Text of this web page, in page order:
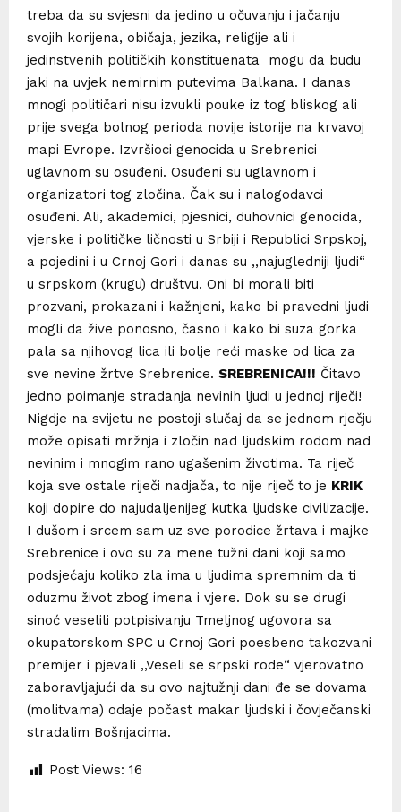
treba da su svjesni da jedino u očuvanju i jačanju
svojih korijena, običaja, jezika, religije ali i
jedinstvenih političkih konstituenata mogu da budu
jaki na uvjek nemirnim putevima Balkana. I danas
mnogi političari nisu izvukli pouke iz tog bliskog ali
prije svega bolnog perioda novije istorije na krvavoj
mapi Evrope. Izvršioci genocida u Srebrenici
uglavnom su osuđeni. Osuđeni su uglavnom i
organizatori tog zločina. Čak su i nalogodavci
osuđeni. Ali, akademici, pjesnici, duhovnici genocida,
vjerske i političke ličnosti u Srbiji i Republici Srpskoj,
a pojedini i u Crnoj Gori i danas su ,,najugledniji ljudi“
u srpskom (krugu) društvu. Oni bi morali biti
prozvani, prokazani i kažnjeni, kako bi pravedni ljudi
mogli da žive ponosno, časno i kako bi suza gorka
pala sa njihovog lica ili bolje reći maske od lica za
sve nevine žrtve Srebrenice. SREBRENICA!!! Čitavo
jedno poimanje stradanja nevinih ljudi u jednoj riječi!
Nigdje na svijetu ne postoji slučaj da se jednom rječju
može opisati mržnja i zločin nad ljudskim rodom nad
nevinim i mnogim rano ugašenim životima. Ta riječ
koja sve ostale riječi nadjača, to nije riječ to je KRIK
koji dopire do najudaljenijeg kutka ljudske civilizacije.
I dušom i srcem sam uz sve porodice žrtava i majke
Srebrenice i ovo su za mene tužni dani koji samo
podsjećaju koliko zla ima u ljudima spremnim da ti
oduzmu život zbog imena i vjere. Dok su se drugi
sinoć veselili potpisivanju Tmeljnog ugovora sa
okupatorskom SPC u Crnoj Gori poesbeno takozvani
premijer i pjevali ,,Veseli se srpski rode“ vjerovatno
zaboravljajući da su ovo najtužnji dani đe se dovama
(molitvama) odaje počast makar ljudski i čovječanski
stradalim Bošnjacima.
Post Views: 16